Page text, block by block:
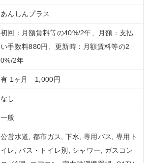
あんしんプラス
初回：月額賃料等の40%/2年、月額：支払
い手数料880円、更新時：月額賃料等の2
0%/2年
有 1ヶ月 1,000円
なし
一般
公営水道, 都市ガス, 下水, 専用バス, 専用ト
イレ, バス・トイレ別, シャワー, ガスコン